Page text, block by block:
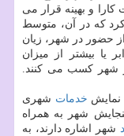
و بهینه قرار می
كه در آن، متوسط
حضور در شهر، زیان
یا بیشتر از میزان
شهر كسب می كنند.
نمایش خدمات شهری
شهر به همراه
شهر اشاره دارند، به